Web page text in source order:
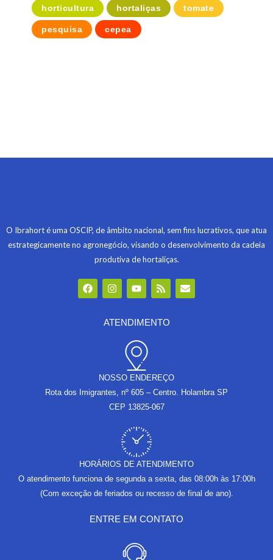
horticultura hortaliças tomate
pesquisa cepea
O Ibrahort é uma OSCIP, de âmbito nacional, sem fins lucrativos, que atua
estrategicamente no agronegócio, visando o desenvolvimento da cadeia
produtiva de hortaliças.
F
a
c
I
n
s
a
Y
o
u
u
e
R
s
s
E
n
v
ATENDIMENTO
NOSSO ENDEREÇO
Rota dos Imigrantes, nº 605 – Centro. Holambra SP
CEP 13825-067
HORÁRIOS DE ATENDIMENTO
O atendimento funciona de segunda a sexta, das 08:00h às 17:00h
(Com exceção de feriados ou recesso de final de ano).
ENTRE EM CONTATO